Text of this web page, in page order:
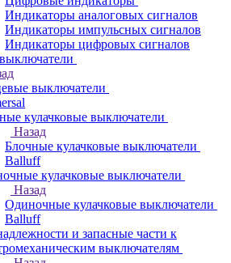
Индикаторы аналоговых сигналов
Индикаторы импульсных сигналов
Индикаторы цифровых сигналов
выключатели
кулачковые выключатели
Назад
Блочные кулачковые выключатели
Balluff
кулачковые выключатели
Назад
Одиночные кулачковые выключатели
Balluff
и запасные части к
выключателям